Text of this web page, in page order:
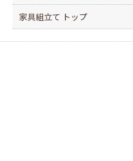
家具組立て トップ